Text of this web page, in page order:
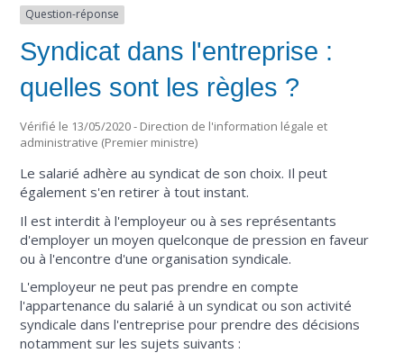
Question-réponse
Syndicat dans l'entreprise :
quelles sont les règles ?
Vérifié le 13/05/2020 - Direction de l'information légale et
administrative (Premier ministre)
Le salarié adhère au syndicat de son choix. Il peut
également s'en retirer à tout instant.
Il est interdit à l'employeur ou à ses représentants
d'employer un moyen quelconque de pression en faveur
ou à l'encontre d'une organisation syndicale.
L'employeur ne peut pas prendre en compte
l'appartenance du salarié à un syndicat ou son activité
syndicale dans l'entreprise pour prendre des décisions
notamment sur les sujets suivants :